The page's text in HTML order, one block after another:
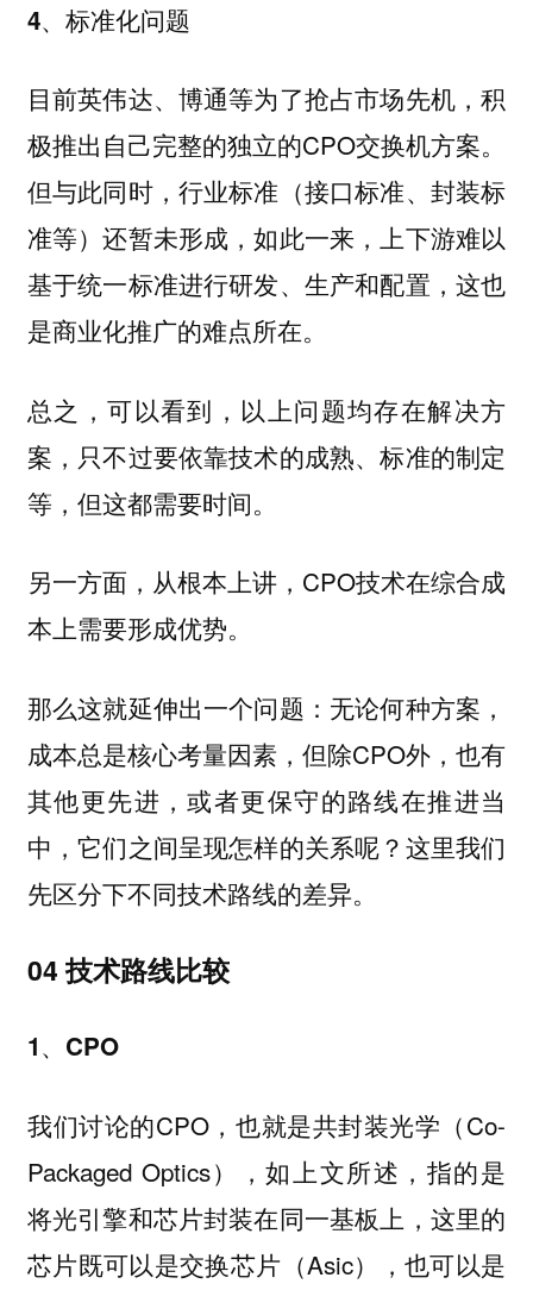
4、标准化问题
目前英伟达、博通等为了抢占市场先机，积
极推出自己完整的独立的CPO交换机方案。
但与此同时，行业标准（接口标准、封装标
准等）还暂未形成，如此一来，上下游难以
基于统一标准进行研发、生产和配置，这也
是商业化推广的难点所在。
总之，可以看到，以上问题均存在解决方
案，只不过要依靠技术的成熟、标准的制定
等，但这都需要时间。
另一方面，从根本上讲，CPO技术在综合成
本上需要形成优势。
那么这就延伸出一个问题：无论何种方案，
成本总是核心考量因素，但除CPO外，也有
其他更先进，或者更保守的路线在推进当
中，它们之间呈现怎样的关系呢？这里我们
先区分下不同技术路线的差异。
04 技术路线比较
1、CPO
我们讨论的CPO，也就是共封装光学（Co-
Packaged Optics），如上文所述，指的是
将光引擎和芯片封装在同一基板上，这里的
芯片既可以是交换芯片（Asic），也可以是